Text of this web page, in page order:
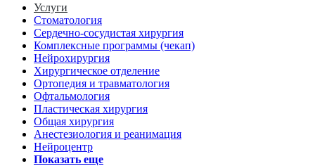
Услуги
Стоматология
Сердечно-сосудистая хирургия
Комплексные программы (чекап)
Нейрохирургия
Хирургическое отделение
Ортопедия и травматология
Офтальмология
Пластическая хирургия
Общая хирургия
Анестезиология и реанимация
Нейроцентр
Показать еще